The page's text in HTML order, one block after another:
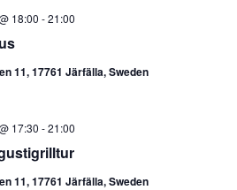
18:00 -21:00
11, 17761 Järfälla, Sweden
17:30 -21:00
11, 17761 Järfälla, Sweden